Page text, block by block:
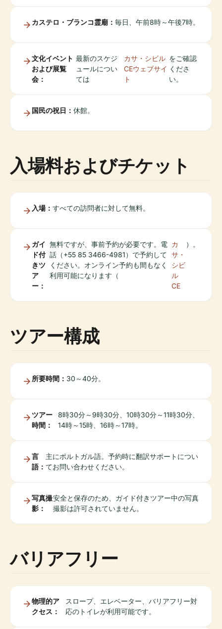
カステロ・ブランコ霊廟： 毎日、午前8時～午後7時。
文化イベント
および展覧
会：
最新のスケジ
ュールについ
ては
カサ・シビル
CEウェブサイ
ト
をご確認
くださ
い。
国民の祝日： 休館。
入場料およびチケット
入場： すべての訪問者に対して無料。
ガイ
ド付
きツ
ア
ー：
無料ですが、事前予約が必要です。電
話（+55 85 3466-4981）で予約して
ください。オンライン予約も間もなく
利用可能になります（
カ
サ・
シビ
ル
CE
）。
ツアー構成
所要時間： 30～40分。
ツアー
時間：
8時30分～9時30分、10時30分～11時30分、
14時～15時、16時～17時。
言
語：
主にポルトガル語。予約時に翻訳サポートについ
てお問い合わせください。
写真撮
影：
安全と保存のため、ガイド付きツアー中の写真
撮影は許可されていません。
バリアフリー
物理的ア
クセス：
スロープ、エレベーター、バリアフリー対
応のトイレが利用可能です。